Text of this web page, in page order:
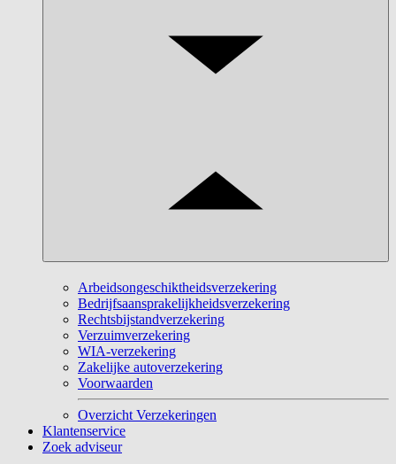
Arbeidsongeschiktheidsverzekering
Bedrijfsaansprakelijkheidsverzekering
Rechtsbijstandverzekering
Verzuimverzekering
WIA-verzekering
Zakelijke autoverzekering
Voorwaarden
Overzicht Verzekeringen
Klantenservice
Zoek adviseur